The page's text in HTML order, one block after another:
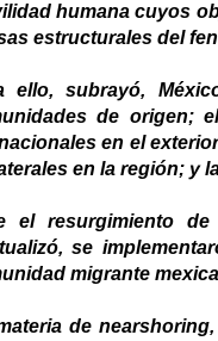
humana cuyos
estructurales del
ello, subrayó,
de origen;
en el
en la región; y
el resurgimiento
se
migrante
de